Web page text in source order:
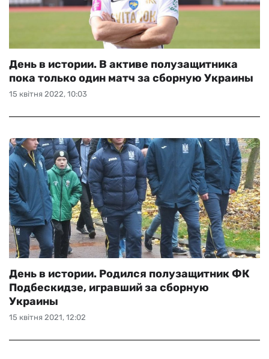
15 квітня 2022, 10:03
День в истории. В активе полузащитника
пока только один матч за сборную Украины
15 квітня 2021, 12:02
День в истории. Родился полузащитник ФК
Подбескидзе, игравший за сборную
Украины